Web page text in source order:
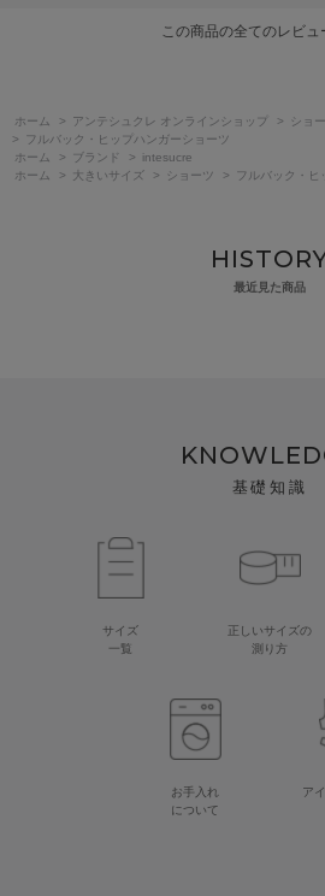
この商品の全てのレビュ
ホーム > アンテシュクレ オンラインショップ >
ショ
>
フルバック・ヒップハンガーショーツ
ホーム
> ブランド >
intesucre
ホーム
> 大きいサイズ > ショーツ > フルバック・ヒ
最近見た商品
基礎知識
サイズ
一覧
正しいサイズの
測り方
お手入れ
について
ア